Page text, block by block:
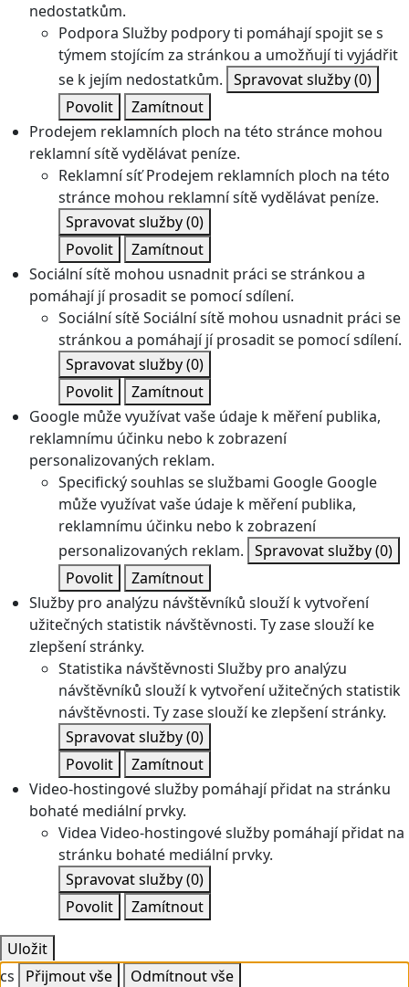
nedostatkům.
Podpora Služby podpory ti pomáhají spojit se s
týmem stojícím za stránkou a umožňují ti vyjádřit
se k jejím nedostatkům. Spravovat služby(0)
Povolit
Zamítnout
Prodejem reklamních ploch na této stránce mohou
reklamní sítě vydělávat peníze.
Reklamní síť Prodejem reklamních ploch na této
stránce mohou reklamní sítě vydělávat peníze.
Spravovat služby(0)
Povolit
Zamítnout
Sociální sítě mohou usnadnit práci se stránkou a
pomáhají jí prosadit se pomocí sdílení.
Sociální sítěSociální sítě mohou usnadnit práci se
stránkou a pomáhají jí prosadit se pomocí sdílení.
Spravovat služby(0)
Povolit
Zamítnout
Google může využívat vaše údaje k měření publika,
reklamnímu účinku nebo k zobrazení
personalizovaných reklam.
Specifický souhlas se službami Google Google
může využívat vaše údaje k měření publika,
reklamnímu účinku nebo k zobrazení
personalizovaných reklam. Spravovat služby(0)
Povolit
Zamítnout
Služby pro analýzu návštěvníků slouží k vytvoření
užitečných statistik návštěvnosti. Ty zase slouží ke
zlepšení stránky.
Statistika návštěvnosti Služby pro analýzu
návštěvníků slouží k vytvoření užitečných statistik
návštěvnosti. Ty zase slouží ke zlepšení stránky.
Spravovat služby(0)
Povolit
Zamítnout
Video-hostingové služby pomáhají přidat na stránku
bohaté mediální prvky.
Videa Video-hostingové služby pomáhají přidat na
stránku bohaté mediální prvky.
Spravovat služby(0)
Povolit
Zamítnout
Uložit
cs
Přijmout vše Odmítnout vše